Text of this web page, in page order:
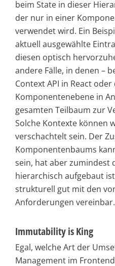
beim State in dieser
der nur in einer
verwendet wird. Ein
aktuell ausgewählte
diesen optisch
andere Fälle, in denen –
Context API in React
Komponentenebene in
gesamten Teilbaum zur
Solche Kontexte können
verschachtelt sein. Der
Komponentenbaums
sein, hat aber zumindest
hierarchisch aufgebaut
strukturell gut mit den
Anforderungen vereinbar.
Immutability is King
Egal, welche Art der
Management im